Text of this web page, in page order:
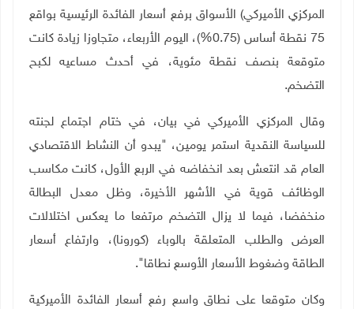
المركزي الأميركي) الأسواق برفع أسعار الفائدة الرئيسية بواقع
75 نقطة أساس (0.75%)، اليوم الأربعاء، متجاوزا زيادة كانت
متوقعة بنصف نقطة مئوية، في أحدث مساعيه لكبح
التضخم.
وقال المركزي الأميركي في بيان، في ختام اجتماع لجنته
للسياسة النقدية استمر يومين، "يبدو أن النشاط الاقتصادي
العام قد انتعش بعد انخفاضه في الربع الأول، كانت مكاسب
الوظائف قوية في الأشهر الأخيرة، وظل معدل البطالة
منخفضا، فيما لا يزال التضخم مرتفعا ما يعكس اختلالات
العرض والطلب المتعلقة بالوباء (كورونا)، وارتفاع أسعار
الطاقة وضغوط الأسعار الأوسع نطاقا".
وكان متوقعا على نطاق واسع رفع أسعار الفائدة الأميركية